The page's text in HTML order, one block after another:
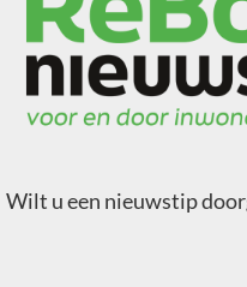
Wilt u een nieuwstip